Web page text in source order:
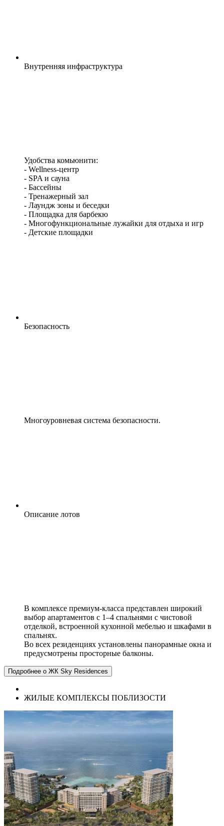
Внутренняя инфраструктура
Удобства комьюнити:
- Wellness-центр
- SPA и сауна
- Бассейны
- Тренажерный зал
- Лаундж зоны и беседки
- Площадка для барбекю
- Многофункциональные лужайки для отдыха и игр
- Детские площадки
Безопасность
Многоуровневая система безопасности.
Описание лотов
В комплексе премиум-класса представлен широкий
выбор апартаментов с 1–4 спальнями с чистовой
отделкой, встроенной кухонной мебелью и шкафами в
спальнях.
Во всех резиденциях установлены панорамные окна и
предусмотрены просторные балконы.
Подробнее о ЖК Sky Residences
ЖИЛЫЕ КОМПЛЕКСЫ ПОБЛИЗОСТИ